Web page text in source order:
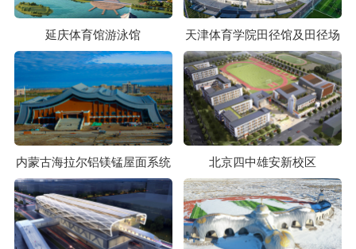
延庆体育馆游泳馆 天津体育学院田径馆及田径场
内蒙古海拉尔铝镁锰屋面系统 北京四中雄安新校区